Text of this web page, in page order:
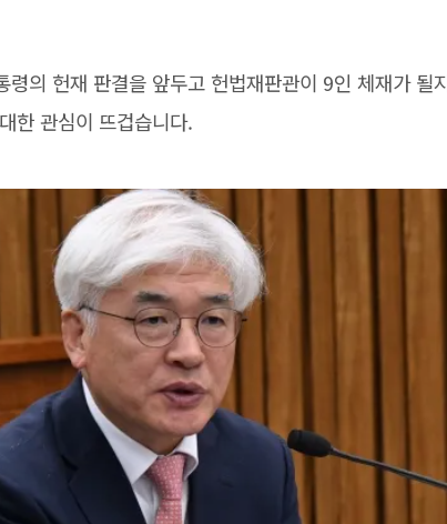
령의 헌재 판결을 앞두고 헌법재판관이 9인 체재가 될
한 관심이 뜨겁습니다.